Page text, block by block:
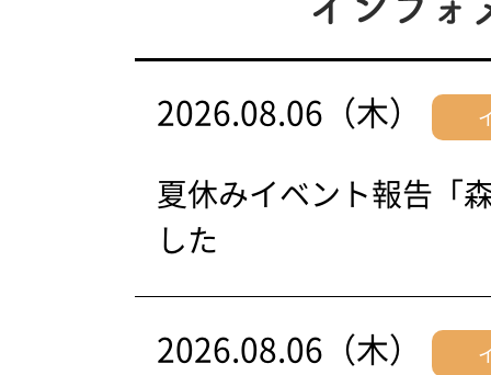
2026.08.06（木）
夏休みイベント報告「
した
2026.08.06（木）